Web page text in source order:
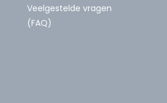
Veelgestelde vragen
(FAQ)